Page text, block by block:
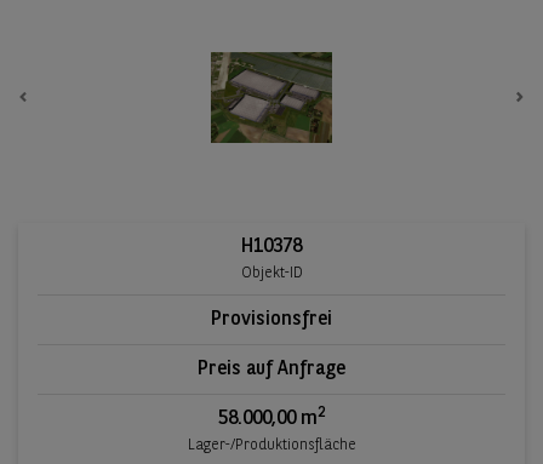
H10378
Objekt-ID
Provisionsfrei
Preis auf Anfrage
58.000,00 m2
Lager-/Produktionsfläche